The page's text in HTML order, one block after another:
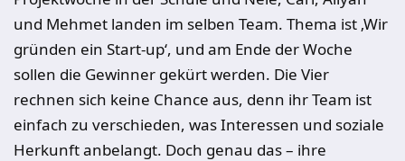
und Mehmet landen im selben Team. Thema ist ‚Wir
gründen ein Start-up‘, und am Ende der Woche
sollen die Gewinner gekürt werden. Die Vier
rechnen sich keine Chance aus, denn ihr Team ist
einfach zu verschieden, was Interessen und soziale
Herkunft anbelangt. Doch genau das – ihre